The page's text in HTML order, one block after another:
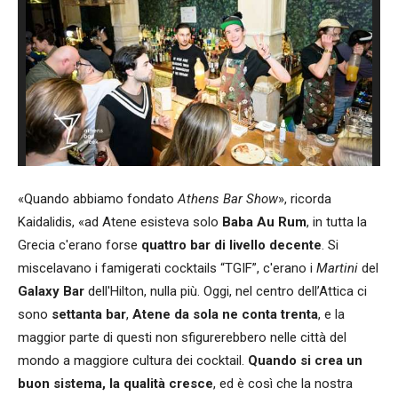
«Quando abbiamo fondatoAthens Bar Show», ricorda
Kaidalidis, «ad Atene esisteva solo Baba Au Rum, in tutta la
Grecia c'erano forse quattro bar di livello decente. Si
miscelavano i famigerati cocktails “TGIF”, c'erano i Martini del
Galaxy Bar dell'Hilton, nulla più. Oggi, nel centro dell’Attica ci
sono settanta bar, Atene da sola ne conta trenta, e la
maggior parte di questi non sfigurerebbero nelle città del
mondo a maggiore cultura dei cocktail. Quando si crea un
buon sistema, la qualità cresce, ed è così che la nostra